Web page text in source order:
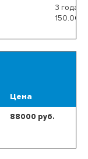
3 года
Цена
88000 руб.